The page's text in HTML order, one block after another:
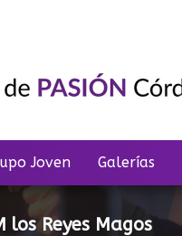
Joven Galerías
los Reyes Magos